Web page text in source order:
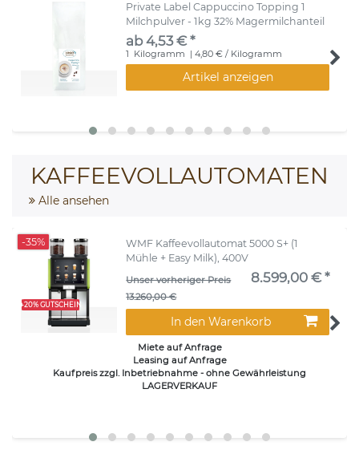
Private Label Cappuccino Topping 1
Milchpulver - 1kg 32% Magermilchanteil
ab 4,53 € *
1 Kilogramm | 4,80 € / Kilogramm
Artikel anzeigen
KAFFEEVOLLAUTOMATEN
Alle ansehen
+20% GUTSCHEIN
-35%
WMF Kaffeevollautomat 5000 S+ (1
Mühle + Easy Milk), 400V
Unser vorheriger Preis
13.260,00 €
8.599,00 € *
In den Warenkorb
Miete auf Anfrage
Leasing auf Anfrage
Kaufpreis zzgl. Inbetriebnahme - ohne Gewährleistung
LAGERVERKAUF